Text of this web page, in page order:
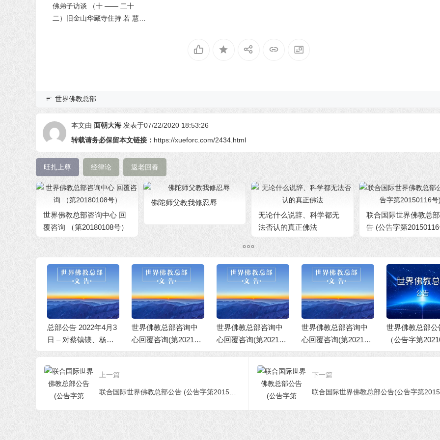
佛弟子访谈 （十 —— 二十
二）旧金山华藏寺住持 若 慧
世界佛教总部
本文由 面朝大海 发表于07/22/2020 18:53:26
转载请务必保留本文链接： https://xueforc.com/2434.html
旺扎上尊 经律论 返老回春
世界佛教总部咨询中心 回
覆咨询 （第20180108号）
佛陀师父教我修忍辱
无论什么说辞、科学都无
法否认的真正佛法
联合国际世界佛教总
告 (公告字第
总部公告 2022年4月3
日 – 对蔡镇镁、杨慧
君等人行为不端的处
理决定
世界佛教总部咨询中
心回覆咨询(第202101
03号)
世界佛教总部咨询中
心回覆咨询(第202101
02号)
世界佛教总部咨询中
心回覆咨询(第202101
01号)
世界佛教总部公
（公告字第
号）佛说八万四
上一篇
联合国际世界佛教总部公告 (公告字第20150116号)
下一篇